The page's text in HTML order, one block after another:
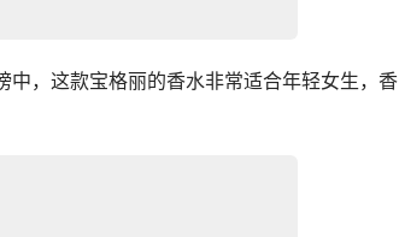
中，这款宝格丽的香水非常适合年轻女生，